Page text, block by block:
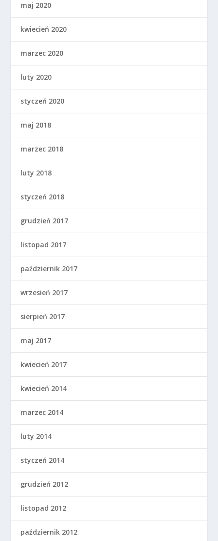
maj 2020
kwiecień 2020
marzec 2020
luty 2020
styczeń 2020
maj 2018
marzec 2018
luty 2018
styczeń 2018
grudzień 2017
listopad 2017
październik 2017
wrzesień 2017
sierpień 2017
maj 2017
kwiecień 2017
kwiecień 2014
marzec 2014
luty 2014
styczeń 2014
grudzień 2012
listopad 2012
październik 2012